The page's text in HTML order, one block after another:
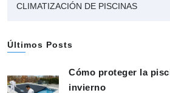
CLIMATIZACIÓN DE PISCINAS
Últimos Posts
Cómo proteger la
invierno